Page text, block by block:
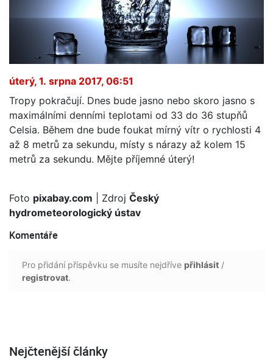
úterý, 1. srpna 2017, 06:51
Tropy pokračují. Dnes bude jasno nebo skoro jasno s
maximálními denními teplotami od 33 do 36 stupňů
Celsia. Během dne bude foukat mírný vítr o rychlosti 4
až 8 metrů za sekundu, místy s nárazy až kolem 15
metrů za sekundu. Mějte příjemné úterý!
Foto pixabay.com | Zdroj Český
hydrometeorologický ústav
Komentáře
Pro přidání příspěvku se musíte nejdříve přihlásit /
registrovat.
Nejčtenější články